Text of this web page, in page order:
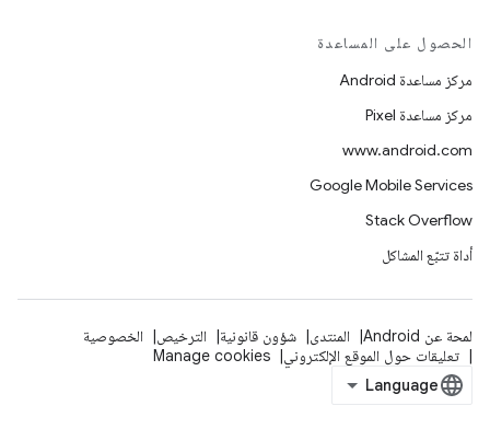
الحصول على المساعدة
مركز مساعدة Android
مركز مساعدة Pixel
www.android.com
Google Mobile Services
Stack Overflow
أداة تتبّع المشاكل
لمحة عن Android المنتدى شؤون قانونية الترخيص
الخصوصية
تعليقات حول الموقع الإلكتروني
Manage cookies